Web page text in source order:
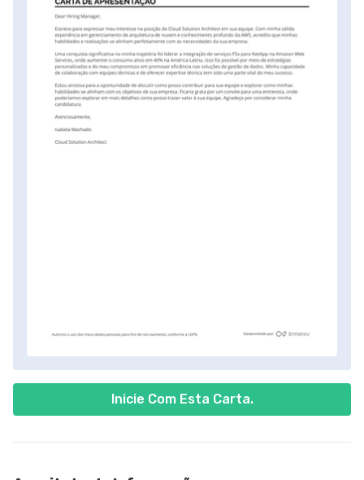
Inicie Com Esta Carta.